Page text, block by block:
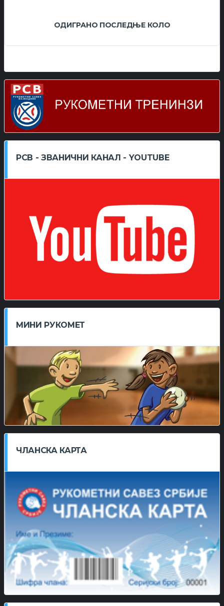
ОДИГРАНО ПОСЛЕДЊЕ КОЛО
РСВ - ЗВАНИЧНИ КАНАЛ - YOUTUBE
МИНИ РУКОМЕТ
ЧЛАНСКА КАРТА